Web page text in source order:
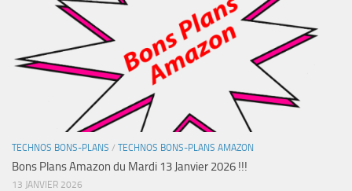
TECHNOS BONS-PLANS / TECHNOS BONS-PLANS AMAZON
Bons Plans Amazon du Mardi 13 Janvier 2026 !!!
13 JANVIER 2026